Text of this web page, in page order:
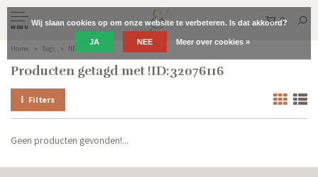
MENU
0
Home Tags !ID:32076116
Producten getagd met !ID:32076116
Filters
Geen producten gevonden!...
Wij slaan cookies op om onze website te verbeteren. Is dat akkoord?
JA NEE Meer over cookies »